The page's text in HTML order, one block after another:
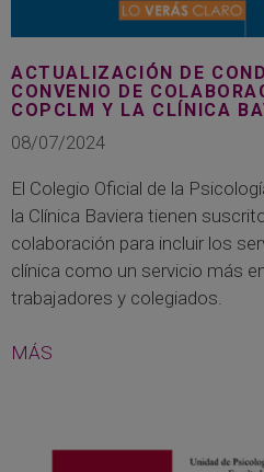
ACTUALIZACIÓN DE
CONVENIO DE
COPCLM Y LA CLÍNICA
08/07/2024
El Colegio Oficial de la
la Clínica Baviera tienen
colaboración para incluir los
clínica como un servicio más
trabajadores y colegiados.
MÁS